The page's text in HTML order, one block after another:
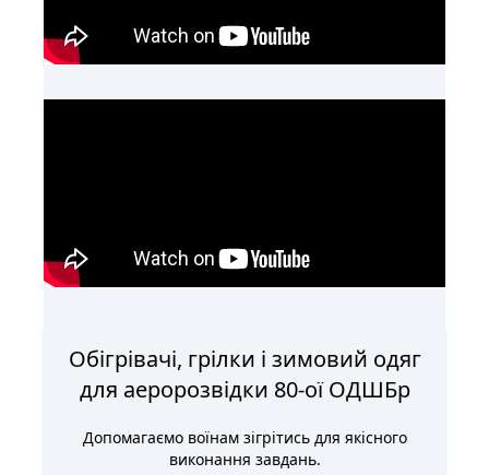
Вже працює!
Пілоти вже тренуються!
Обігрівачі, грілки і зимовий одяг
для аеророзвідки 80-ої ОДШБр
Допомагаємо воїнам зігрітись для якісного
виконання завдань.